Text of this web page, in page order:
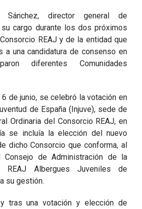
Sánchez, director general de
cargo durante los dos próximos
REAJy de la entidad que
a una candidatura de consenso en
diferentes Comunidades
junio, se celebró la votación en
de España (Injuve), sede de
Ordinaria del Consorcio REAJ, en
se incluía la elección del nuevo
dicho Consorcio que conforma, al
de Administración de la
REAJ Albergues Juveniles de
su gestión.
tras una votación y elección de